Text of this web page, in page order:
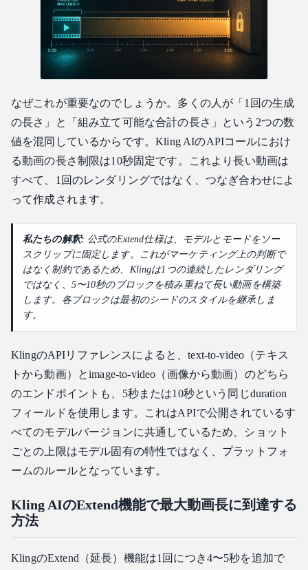
なぜこれが重要なのでしょうか。多くの人が「1回の生成
の長さ」と「組み立て可能な合計の長さ」という2つの数
値を混同しているからです。Kling AIのAPIコールにおけ
る動画の長さ制限は10秒固定です。これより長い動画は
すべて、1回のレンダリングではなく、つなぎ合わせによ
って作成されます。
私たちの解釈: 公式のExtend仕様は、モデルとモードをソー
スクリップに固定します。これがマーケティング上の判断で
はなく制約であるため、Klingは1つの連続したレンダリング
ではなく、5〜10秒のブロックを積み重ねて長い動画を構築
します。各ブロックは最初のシードのスタイルを継承しま
す。
KlingのAPIリファレンスによると、text-to-video（テキス
トから動画）とimage-to-video（画像から動画）のどちら
のエンドポイントも、5秒または10秒という同じduration
フィールドを使用します。これはAPIで公開されているす
べてのモデルバージョンに共通しているため、ショット
ごとの上限はモデル固有の特性ではなく、プラットフォ
ームのルールとなっています。
Kling AIのExtend機能で最大動画長に到達する
方法
KlingのExtend（延長）機能は1回につき4〜5秒を追加で